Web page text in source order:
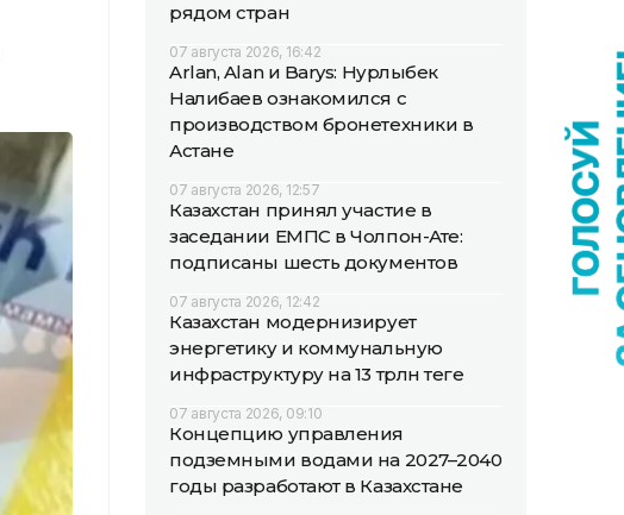
рядом стран
07 августа 2026, 16:42
Arlan, Alan и Barys: Нурлыбек
Налибаев ознакомился с
производством бронетехники в
Астане
07 августа 2026, 12:57
Казахстан принял участие в
заседании ЕМПС в Чолпон-Ате:
подписаны шесть документов
07 августа 2026, 12:42
Казахстан модернизирует
энергетику и коммунальную
инфраструктуру на 13 трлн теңге
07 августа 2026, 09:10
Концепцию управления
подземными водами на 2027–2040
годы разработают в Казахстане